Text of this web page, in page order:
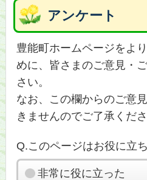
アンケート
豊能町ホームページをよ
めに、皆さまのご意見・
さい。
なお、この欄からのご意
きませんのでご了承くださ
Q.このページはお役に立
非常に役に立った